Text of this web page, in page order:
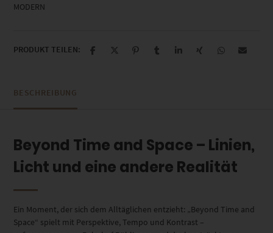
MODERN
PRODUKT TEILEN:
BESCHREIBUNG
Beyond Time and Space – Linien,
Licht und eine andere Realität
Ein Moment, der sich dem Alltäglichen entzieht: „Beyond Time and
Space“ spielt mit Perspektive, Tempo und Kontrast –